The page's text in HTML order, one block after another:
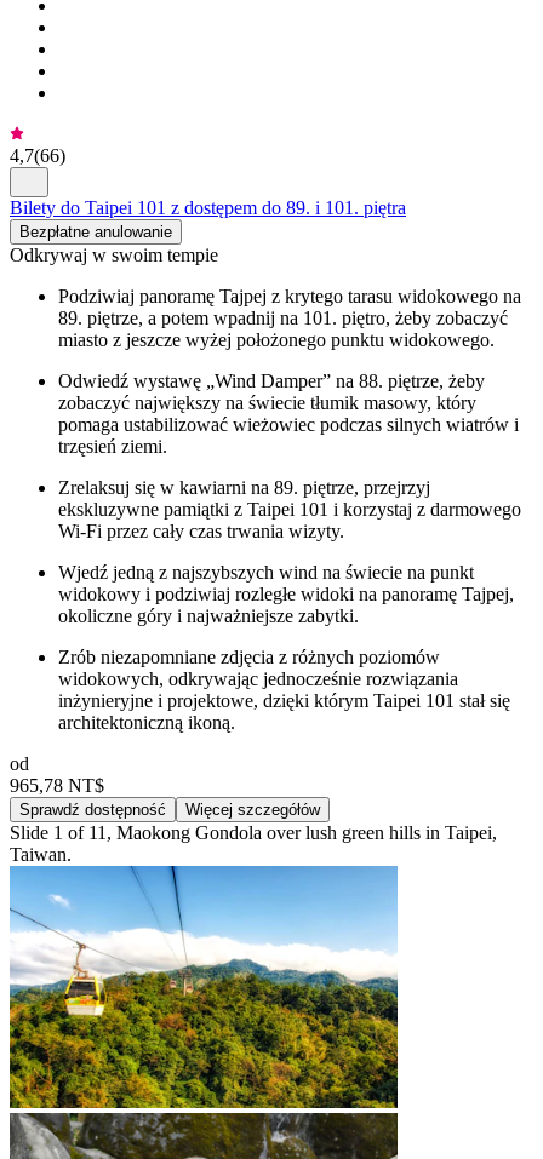
4,7(66)
Bilety do Taipei 101 z dostępem do 89. i 101. piętra
Bezpłatne anulowanie
Odkrywaj w swoim tempie
Podziwiaj panoramę Tajpej z krytego tarasu widokowego na
89. piętrze, a potem wpadnij na 101. piętro, żeby zobaczyć
miasto z jeszcze wyżej położonego punktu widokowego.
Odwiedź wystawę „Wind Damper” na 88. piętrze, żeby
zobaczyć największy na świecie tłumik masowy, który
pomaga ustabilizować wieżowiec podczas silnych wiatrów i
trzęsień ziemi.
Zrelaksuj się w kawiarni na 89. piętrze, przejrzyj
ekskluzywne pamiątki z Taipei 101 i korzystaj z darmowego
Wi-Fi przez cały czas trwania wizyty.
Wjedź jedną z najszybszych wind na świecie na punkt
widokowy i podziwiaj rozległe widoki na panoramę Tajpej,
okoliczne góry i najważniejsze zabytki.
Zrób niezapomniane zdjęcia z różnych poziomów
widokowych, odkrywając jednocześnie rozwiązania
inżynieryjne i projektowe, dzięki którym Taipei 101 stał się
architektoniczną ikoną.
od
965,78 NT$
Sprawdź dostępność Więcej szczegółów
Slide 1 of 11, Maokong Gondola over lush green hills in Taipei,
Taiwan.